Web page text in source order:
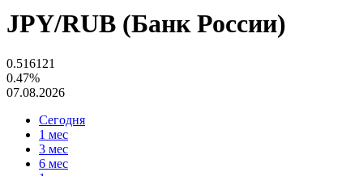
JPY/RUB (Банк России)
0.516121
0.47%
07.08.2026
Сегодня
1 мес
3 мес
6 мес